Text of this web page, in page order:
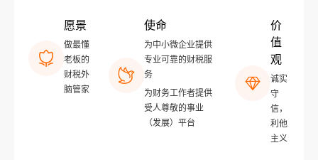
愿景
做最懂
老板的
财税外
脑管家
使命
为中小微企业提供
专业可靠的财税服
务
为财务工作者提供
受人尊敬的事业
（发展）平台
价
值
观
诚实
守
信，
利他
主义